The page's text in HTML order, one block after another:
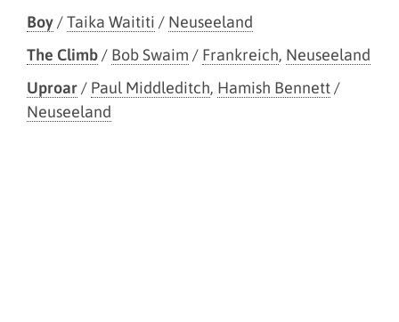
Boy/Taika Waititi / Neuseeland
The Climb/ Bob Swaim / Frankreich, Neuseeland
Uproar/ Paul Middleditch, Hamish Bennett/
Neuseeland